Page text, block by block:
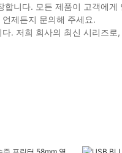
니다. 모든 제품이 고객에게
제든지 문의해 주세요.
. 저희 회사의 최신 시리즈로